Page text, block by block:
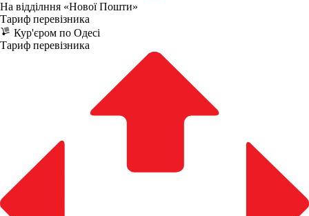
На відділння «Нової Пошти»
Тариф перевізника
Кур'єром по Одесі
Тариф перевізника